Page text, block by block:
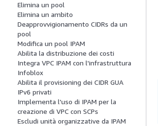
Elimina un pool
Elimina un ambito
Deapprovvigionamento CIDRs da un
pool
Modifica un pool IPAM
Abilita la distribuzione dei costi
Integra VPC IPAM con l'infrastruttura
Infoblox
Abilita il provisioning dei CIDR GUA
IPv6 privati
Implementa l'uso di IPAM per la
creazione di VPC con SCPs
Escludi unità organizzative da IPAM